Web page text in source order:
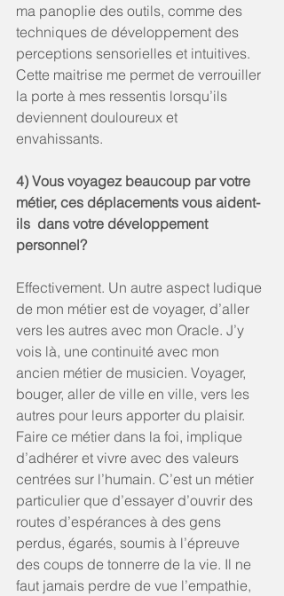
ma panoplie des outils, comme des
techniques de développement des
perceptions sensorielles et intuitives.
Cette maitrise me permet de verrouiller
la porte à mes ressentis lorsqu’ils
deviennent douloureux et
envahissants.
4) Vous voyagez beaucoup par votre
métier, ces déplacements vous aident-
ils  dans votre développement
personnel?
Effectivement. Un autre aspect ludique
de mon métier est de voyager, d’aller
vers les autres avec mon Oracle. J’y
vois là, une continuité avec mon
ancien métier de musicien. Voyager,
bouger, aller de ville en ville, vers les
autres pour leurs apporter du plaisir.
Faire ce métier dans la foi, implique
d’adhérer et vivre avec des valeurs
centrées sur l’humain. C’est un métier
particulier que d’essayer d’ouvrir des
routes d’espérances à des gens
perdus, égarés, soumis à l’épreuve
des coups de tonnerre de la vie. Il ne
faut jamais perdre de vue l’empathie,